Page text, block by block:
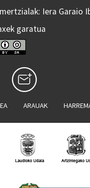
Iera Garaio
garatua
ARAUAK